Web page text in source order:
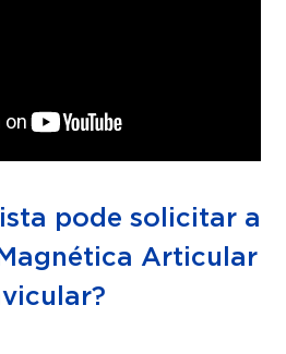
pode solicitar a
Articular